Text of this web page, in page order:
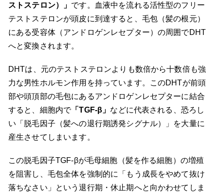
ストステロン）」 です。血液中を流れる活性型のフリー
テストステロンが頭皮に到達すると、毛包（髪の根元）
にある受容体（アンドロゲンレセプター）の周囲でDHT
へと変換されます。
DHTは、元のテストステロンよりも数倍から十数倍も強
力な男性ホルモン作用を持っています。このDHTが前頭
部や頭頂部の毛包にあるアンドロゲンレセプターに結合
すると、細胞内で「TGF-β」 などに代表される、恐ろし
い「脱毛因子（髪への退行期誘発シグナル）」を大量に
産生させてしまいます。
この脱毛因子TGF-βが毛母細胞（髪を作る細胞）の増殖
を阻害し、毛包全体を強制的に「もう成長をやめて抜け
落ちなさい」という退行期・休止期へと向かわせてしま